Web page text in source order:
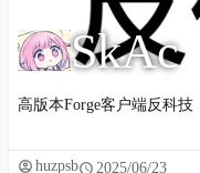
SkAc
高版本Forge客户端反科技
huzpsb 2025/06/23